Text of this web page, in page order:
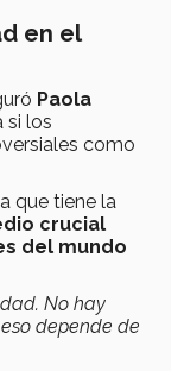
en el
Paola
si los
como
que tiene la
crucial
del mundo
No hay
depende de